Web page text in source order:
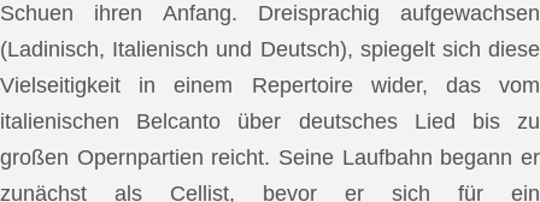
Schuen ihren Anfang. Dreisprachig aufgewachsen
(Ladinisch, Italienisch und Deutsch), spiegelt sich diese
Vielseitigkeit in einem Repertoire wider, das vom
italienischen Belcanto über deutsches Lied bis zu
großen Opernpartien reicht. Seine Laufbahn begann er
zunächst als Cellist, bevor er sich für ein